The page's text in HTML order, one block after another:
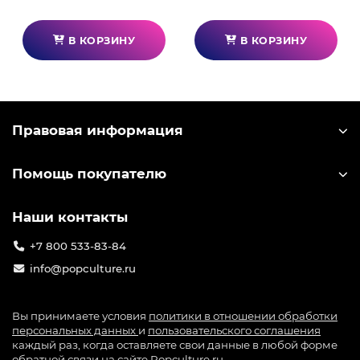
В КОРЗИНУ В КОРЗИНУ
Правовая информация
Помощь покупателю
Наши контакты
+7 800 533-83-84
info@popculture.ru
Вы принимаете условия политики в отношении обработки
персональных данных и пользовательского соглашения
каждый раз, когда оставляете свои данные в любой форме